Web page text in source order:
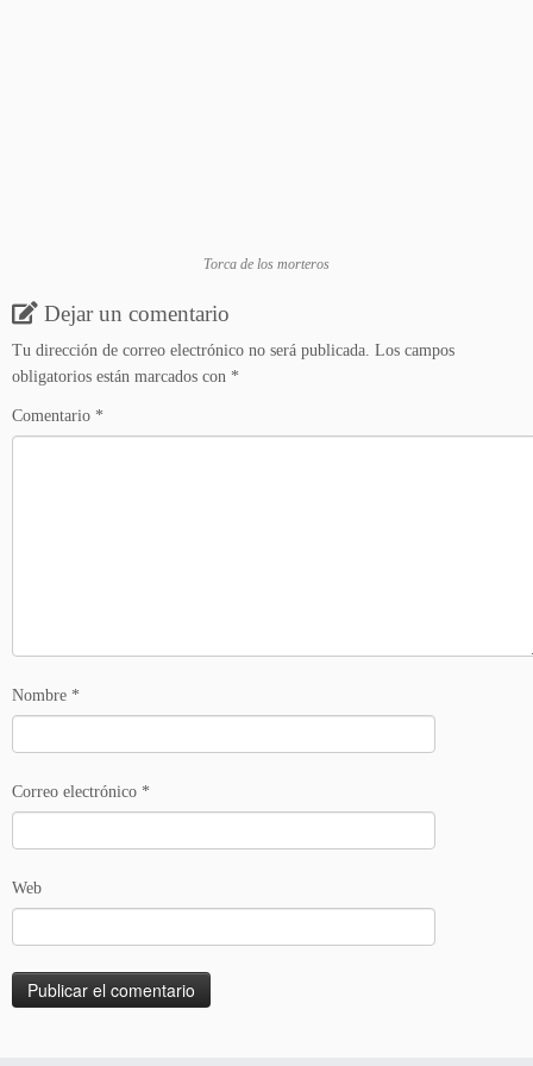
Torca de los morteros
Dejar un comentario
Tu dirección de correo electrónico no será publicada. Los campos
obligatorios están marcados con *
Comentario *
Nombre *
Correo electrónico *
Web